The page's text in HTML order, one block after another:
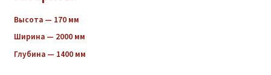
Высота — 170 мм
Ширина — 2000 мм
Глубина — 1400 мм